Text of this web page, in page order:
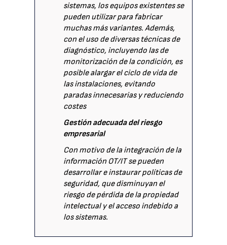
sistemas, los equipos existentes se
pueden utilizar para fabricar
muchas más variantes. Además,
con el uso de diversas técnicas de
diagnóstico, incluyendo las de
monitorización de la condición, es
posible alargar el ciclo de vida de
las instalaciones, evitando
paradas innecesarias y reduciendo
costes
Gestión adecuada del riesgo
empresarial
Con motivo de la integración de la
información OT/IT se pueden
desarrollar e instaurar políticas de
seguridad, que disminuyan el
riesgo de pérdida de la propiedad
intelectual y el acceso indebido a
los sistemas.